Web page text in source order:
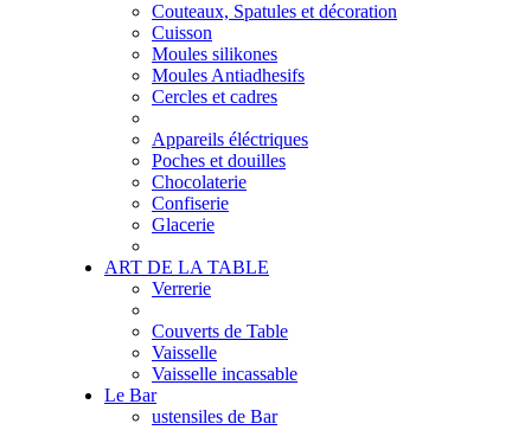
Couteaux, Spatules et décoration
Cuisson
Moules silikones
Moules Antiadhesifs
Cercles et cadres
Appareils éléctriques
Poches et douilles
Chocolaterie
Confiserie
Glacerie
ART DE LA TABLE
Verrerie
Couverts de Table
Vaisselle
Vaisselle incassable
Le Bar
ustensiles de Bar